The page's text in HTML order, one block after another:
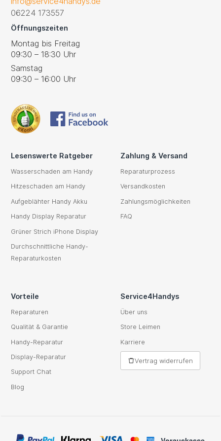
06224 173557
Öffnungszeiten
Montag bis Freitag
09:30 – 18:30 Uhr
Samstag
09:30 – 16:00 Uhr
Lesenswerte Ratgeber
Wasserschaden am Handy
Hitzeschaden am Handy
Aufgeblähter Handy Akku
Handy Display Reparatur
Grüner Strich iPhone Display
Durchschnittliche Handy-
Reparaturkosten
Zahlung & Versand
Reparaturprozess
Versandkosten
Zahlungsmöglichkeiten
FAQ
Vorteile
Reparaturen
Qualität & Garantie
Handy-Reparatur
Display-Reparatur
Support Chat
Blog
Service4Handys
Über uns
Store Leimen
Karriere
Vertrag widerrufen